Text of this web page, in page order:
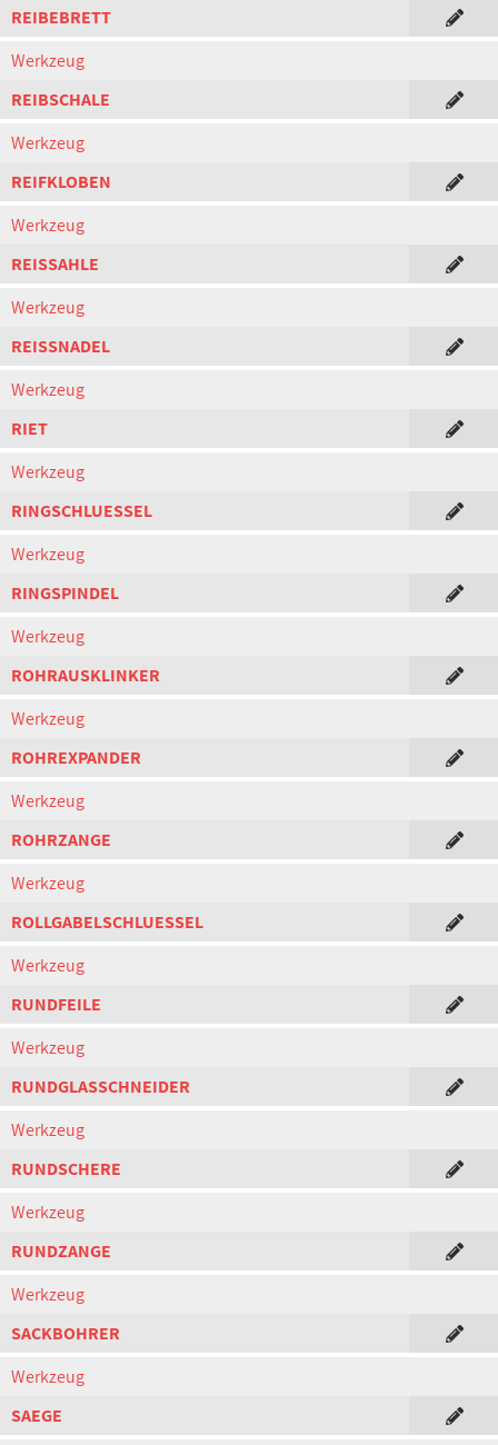
REIBEBRETT
Werkzeug
REIBSCHALE
Werkzeug
REIFKLOBEN
Werkzeug
REISSAHLE
Werkzeug
REISSNADEL
Werkzeug
RIET
Werkzeug
RINGSCHLUESSEL
Werkzeug
RINGSPINDEL
Werkzeug
ROHRAUSKLINKER
Werkzeug
ROHREXPANDER
Werkzeug
ROHRZANGE
Werkzeug
ROLLGABELSCHLUESSEL
Werkzeug
RUNDFEILE
Werkzeug
RUNDGLASSCHNEIDER
Werkzeug
RUNDSCHERE
Werkzeug
RUNDZANGE
Werkzeug
SACKBOHRER
Werkzeug
SAEGE